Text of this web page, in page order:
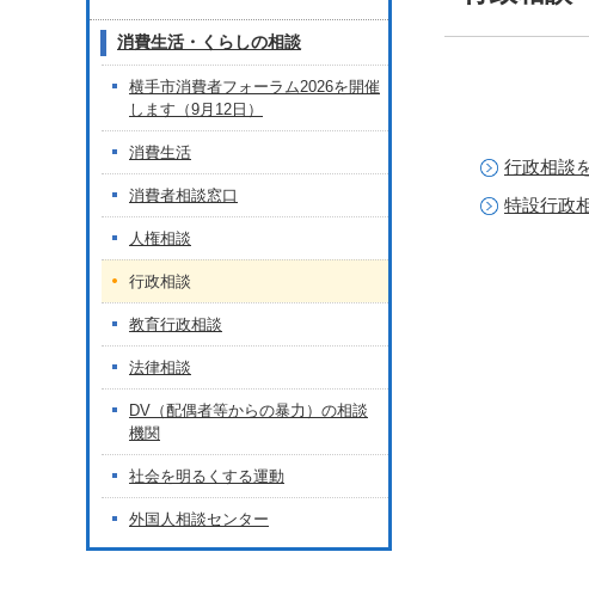
行政相談
特設行政
消費生活・くらしの相談
横手市消費者フォーラム2026を開催
します（9月12日）
消費生活
消費者相談窓口
人権相談
行政相談
教育行政相談
法律相談
DV（配偶者等からの暴力）の相談
機関
社会を明るくする運動
外国人相談センター